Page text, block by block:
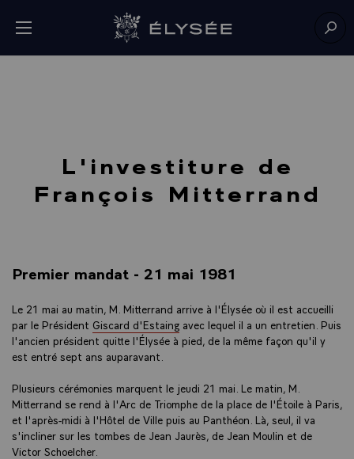
menu Retour à l’accueil Élysée
L'investiture de
François Mitterrand
Premier mandat - 21 mai 1981
Le 21 mai au matin, M. Mitterrand arrive à l'Élysée où il est accueilli
par le Président Giscard d'Estaing avec lequel il a un entretien. Puis
l'ancien président quitte l'Élysée à pied, de la même façon qu'il y
est entré sept ans auparavant.
Plusieurs cérémonies marquent le jeudi 21 mai. Le matin, M.
Mitterrand se rend à l'Arc de Triomphe de la place de l'Étoile à Paris,
et l'après-midi à l'Hôtel de Ville puis au Panthéon. Là, seul, il va
s'incliner sur les tombes de Jean Jaurès, de Jean Moulin et de
Victor Schoelcher.
Panneau de gestion des cookies